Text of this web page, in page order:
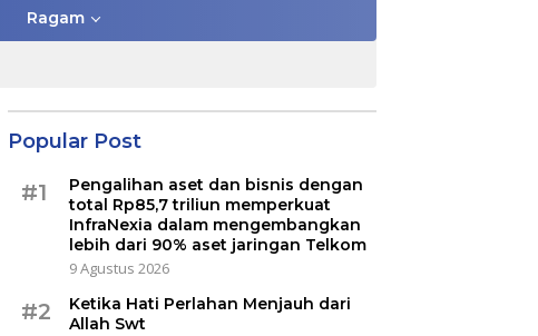
Ragam
Popular Post
#1
Pengalihan aset dan bisnis dengan
total Rp85,7 triliun memperkuat
InfraNexia dalam mengembangkan
lebih dari 90% aset jaringan Telkom
9 Agustus 2026
#2
Ketika Hati Perlahan Menjauh dari
Allah Swt